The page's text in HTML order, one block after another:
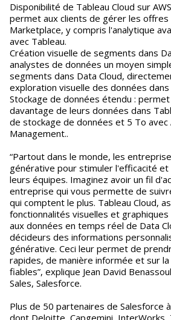
Disponibilité de Tableau Cloud sur
permet aux clients de gérer les offres
Marketplace, y compris l'analytique
avec Tableau.
Création visuelle de segments dans
analystes de données un moyen
segments dans Data Cloud,
exploration visuelle des données dans
Stockage de données étendu :
davantage de leurs données dans
de stockage de données et 5 To avec
Management..
“Partout dans le monde, les
générative pour stimuler l'efficacité
leurs équipes. Imaginez avoir un fil
entreprise qui vous permette de
qui comptent le plus. Tableau Cloud,
fonctionnalités visuelles et
aux données en temps réel de Data
décideurs des informations
générative. Ceci leur permet de
rapides, de manière informée et sur
fiables”, explique Jean David
Sales, Salesforce.
Plus de 50 partenaires de Salesforce
dont Deloitte, Capgemini, InterWorks,